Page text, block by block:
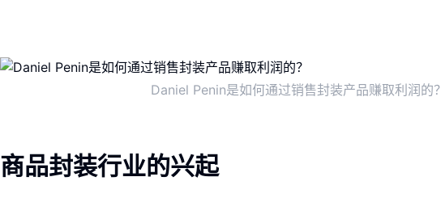
Daniel Penin是如何通过销售封装产品赚取利润的？
商品封装行业的兴起